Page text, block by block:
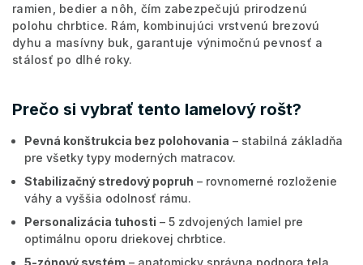
ramien, bedier a nôh, čím zabezpečujú prirodzenú
polohu chrbtice. Rám, kombinujúci vrstvenú brezovú
dyhu a masívny buk, garantuje výnimočnú pevnosť a
stálosť po dlhé roky.
Prečo si vybrať tento lamelový rošt?
Pevná konštrukcia bez polohovania – stabilná základňa
pre všetky typy moderných matracov.
Stabilizačný stredový popruh – rovnomerné rozloženie
váhy a vyššia odolnosť rámu.
Personalizácia tuhosti – 5 zdvojených lamiel pre
optimálnu oporu driekovej chrbtice.
5-zónový systém – anatomicky správna podpora tela